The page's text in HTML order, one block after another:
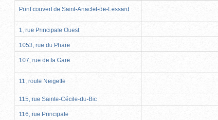
Pont couvert de Saint-Anaclet-de-Lessard
1, rue Principale Ouest
1053, rue du Phare
107, rue de la Gare
11, route Neigette
115, rue Sainte-Cécile-du-Bic
116, rue Principale